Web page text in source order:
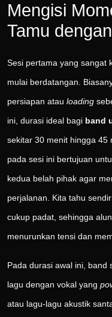
Mengisi
Tamu
Sesi pertama yang sangat
mulai berdatangan.
persiapan atau loading
ini, durasi ideal bagi band
sekitar 30 menit hingga 45
pada sesi ini bertujuan
kedua belah pihak agar
perjalanan. Kita tahu
cukup padat, sehingga
menurunkan tensi dan
Pada durasi awal ini, band
lagu dengan vokal yang
atau lagu-lagu akustik